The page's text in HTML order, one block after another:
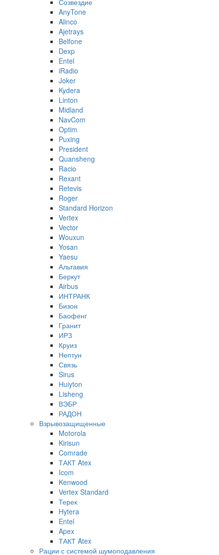
Созвездие
AnyTone
Alinco
Ajetrays
Belfone
Dexp
Entel
iRadio
Joker
Kydera
Linton
Midland
NavCom
Optim
Puxing
President
Quansheng
Racio
Rexant
Retevis
Roger
Standard Horizon
Vertex
Vector
Wouxun
Yosan
Yaesu
Альтавия
Беркут
Airbus
ИНТРАНК
Бизон
Баофенг
Гранит
ИРЗ
Круиз
Нептун
Связь
Sirus
Huiyton
Lisheng
ВЭБР
РАДОН
Взрывозащищенные
Motorola
Kirisun
Comrade
ТАКТ Atex
Icom
Kenwood
Vertex Standard
Терек
Hytera
Entel
Apex
ТАКТ Atex
Рации с системой шумоподавления